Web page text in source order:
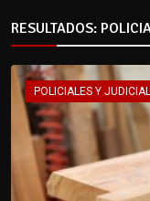
RESULTADOS:
POLICIALES Y